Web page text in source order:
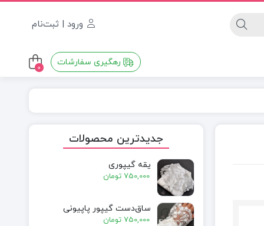
ورود | ثبت‌نام
رهگیری سفارشات 0
جدیدترین محصولات
یقه گیپوری
750,000 تومان
ساق‌دست گیپور پاپیونی
750,000 تومان